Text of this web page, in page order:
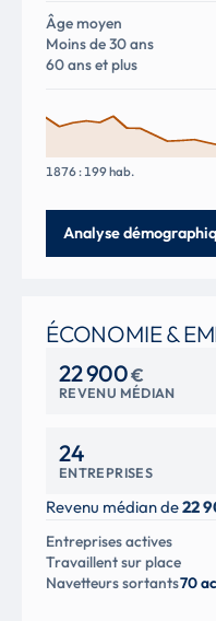
Âge moyen
Moins de 30 ans
60 ans et plus
1876 : 199 hab.
Analyse
ÉCONOMIE &
22 900€
REVENU MÉDIAN
24
ENTREPRISES
Revenu médian de22
Entreprises actives
Travaillent sur place
Navetteurs sortants70